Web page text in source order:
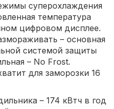
суперохлаждения
температура
цифровом дисплее.
– основная
системой защиты
– No Frost.
для заморозки 16
– 174 кВтч в год